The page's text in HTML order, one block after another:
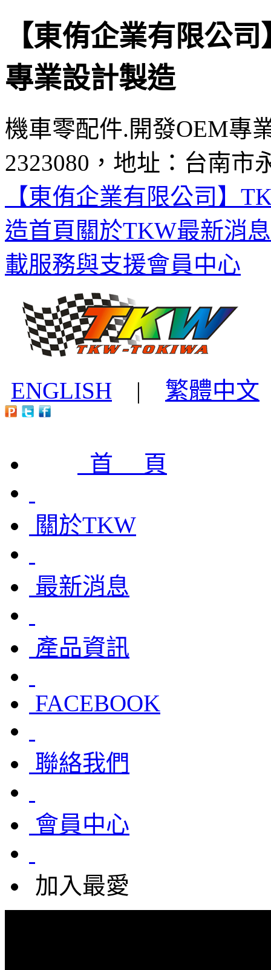
【東侑企業有限公
專業設計製造
機車零配件.開發OEM專
2323080，地址：台南市
【東侑企業有限公司】
造首頁 關於TKW最新消息
載服務與支援會員中心
ENGLISH | 繁體中文
首 頁
關於TKW
最新消息
產品資訊
FACEBOOK
聯絡我們
會員中心
加入最愛